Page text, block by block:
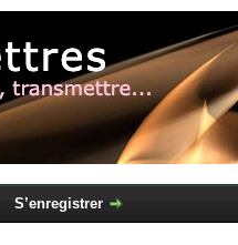
S’enregistrer